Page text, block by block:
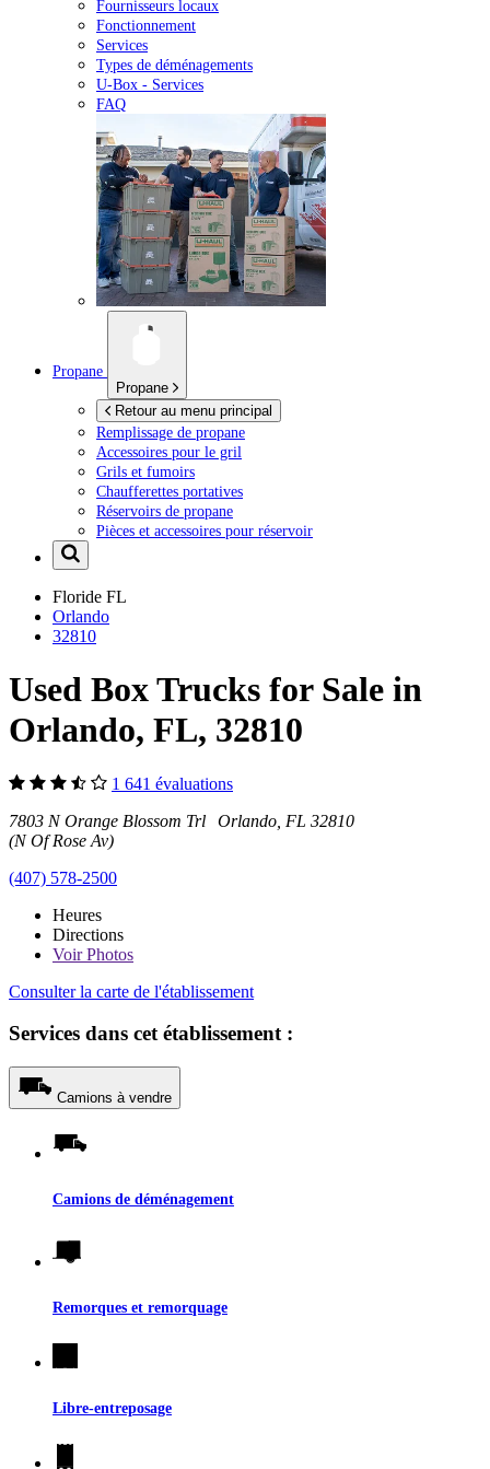
Fournisseurs locaux
Fonctionnement
Services
Types de déménagements
U-Box - Services
FAQ
Propane
Propane
Retour au menu principal
Remplissage de propane
Accessoires pour le gril
Grils et fumoirs
Chaufferettes portatives
Réservoirs de propane
Pièces et accessoires pour réservoir
Floride FL
Orlando
32810
Used Box Trucks for Sale in
Orlando, FL, 32810
1 641 évaluations
7803 N Orange Blossom Trl Orlando, FL 32810
(N Of Rose Av)
(407) 578-2500
Heures
Directions
VoirPhotos
Consulter la carte de l'établissement
Services dans cet établissement :
Camions à vendre
Camions de déménagement
Remorques et remorquage
Libre-entreposage